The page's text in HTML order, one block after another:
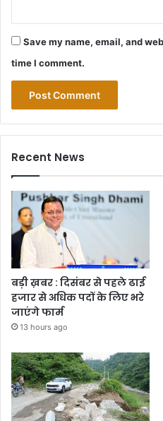
Save my name, email, and
time I comment.
Recent News
बड़ी ख़बर : दिसंबर से पहले ढाई
हजार से अधिक पदों के लिए भरे
जाएंगे फार्म
13 hours ago